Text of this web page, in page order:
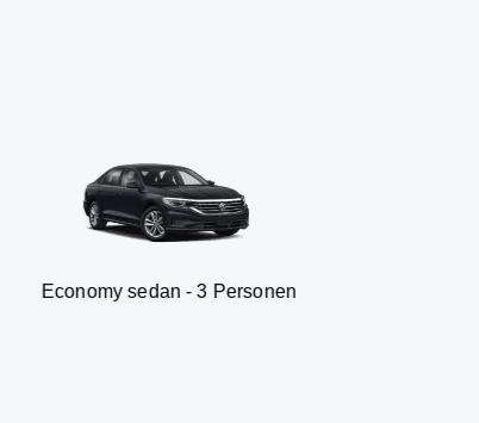
- 3 Personen